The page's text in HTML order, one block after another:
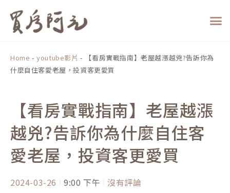
Home -youtube影片 -
【看房實戰指南】老屋越漲越兇?告訴你為
什麼自住客愛老屋，投資客更愛買
【看房實戰指南】老屋越漲
越兇?告訴你為什麼自住客
愛老屋，投資客更愛買
2024-03-26 9:00 下午 沒有評論